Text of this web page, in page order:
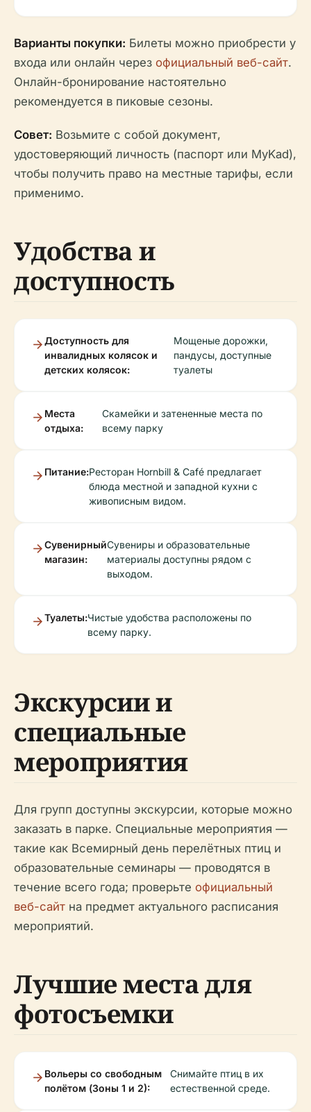
Варианты покупки: Билеты можно приобрести у
входа или онлайн через официальный веб-сайт.
Онлайн-бронирование настоятельно
рекомендуется в пиковые сезоны.
Совет: Возьмите с собой документ,
удостоверяющий личность (паспорт или MyKad),
чтобы получить право на местные тарифы, если
применимо.
Удобства и
доступность
Доступность для
инвалидных колясок и
детских колясок:
Мощеные дорожки,
пандусы, доступные
туалеты
Места
отдыха:
Скамейки и затененные места по
всему парку
Питание:Ресторан Hornbill & Café предлагает
блюда местной и западной кухни с
живописным видом.
Сувенирный
магазин:
Сувениры и образовательные
материалы доступны рядом с
выходом.
Туалеты:Чистые удобства расположены по
всему парку.
Экскурсии и
специальные
мероприятия
Для групп доступны экскурсии, которые можно
заказать в парке. Специальные мероприятия —
такие как Всемирный день перелётных птиц и
образовательные семинары — проводятся в
течение всего года; проверьте официальный
веб-сайт на предмет актуального расписания
мероприятий.
Лучшие места для
фотосъемки
Вольеры со свободным
полётом (Зоны 1 и 2):
Снимайте птиц в их
естественной среде.